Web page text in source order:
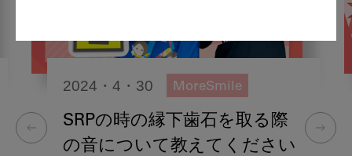
2024・4・30 MoreSmile
SRPの時の縁下歯石を取る際
の音について教えてください